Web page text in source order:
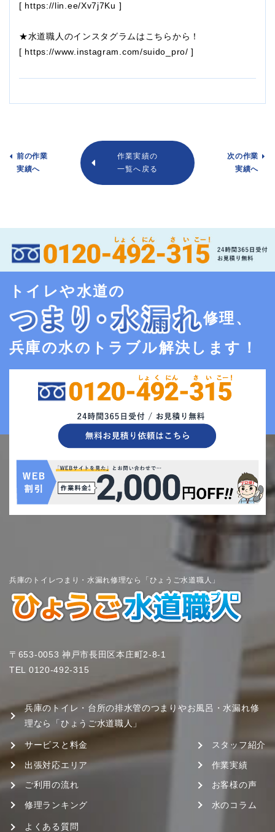
[ https://lin.ee/Xv7j7Ku ]
★水道職人のインスタグラムはこちらから！
[ https://www.instagram.com/suido_pro/ ]
前の作業
実績へ
作業実績の
一覧へ戻る
次の作業
実績へ
トイレや水道の
修理、
兵庫の水のトラブル解決します！
兵庫のトイレつまり・水漏れ修理なら「ひょうご水道職人」
〒653-0053 神戸市長田区本庄町2-8-1
TEL 0120-492-315
兵庫のトイレ・台所の排水管のつまりやお風呂・水漏れ修
理なら「ひょうご水道職人」
サービスと料金
出張対応エリア
ご利用の流れ
修理ランキング
スタッフ紹介
作業実績
お客様の声
水のコラム
よくある質問